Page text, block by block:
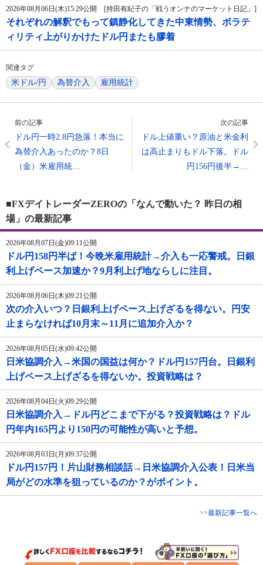
2026年08月06日(木)15:29公開 [持田有紀子の「戦うオンナのマーケット日記」]
それぞれの解釈でもって鎮静化してきた中東情勢、ボラテ
ィリティ上がりかけたドル円またも膠着
関連タグ
米ドル/円 為替介入 雇用統計
前の記事
ドル円一時2.8円急落！本当に
為替介入あったのか？8日
（金）米雇用統…
次の記事
ドル上値重い？原油と米金利
は高止まりもドル下落。ドル
円156円後半→…
■FXデイトレーダーZEROの「なんで動いた？ 昨日の相
場」の最新記事
2026年08月07日(金)09:11公開
ドル円158円半ば！今晩米雇用統計→介入も一応警戒。日銀
利上げペース加速か？9月利上げ地ならしに注目。
2026年08月06日(木)09:21公開
次の介入いつ？日銀利上げペース上げざるを得ない。円安
止まらなければ10月末～11月に追加介入か？
2026年08月05日(水)09:42公開
日米協調介入→米国の国益は何か？ドル円157円台。日銀利
上げペース上げざるを得ないか。投資戦略は？
2026年08月04日(火)09:29公開
日米協調介入→ドル円どこまで下がる？投資戦略は？ドル
円年内165円より150円の可能性が高いと予想。
2026年08月03日(月)09:37公開
ドル円157円！片山財務相談話→日米協調介入公表！日米当
局がどの水準を狙っているのか？がポイント。
>>最新記事一覧へ